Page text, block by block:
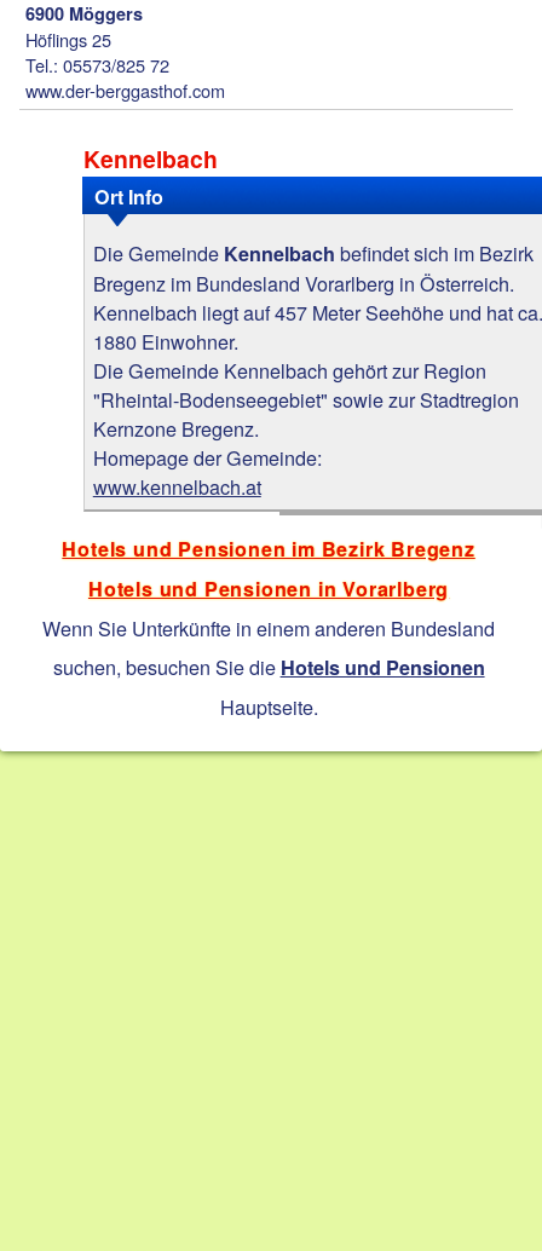
6900 Möggers
Höflings 25
Tel.: 05573/825 72
www.der-berggasthof.com
Kennelbach
Ort Info
Die Gemeinde Kennelbach befindet sich im Bezirk
Bregenz im Bundesland Vorarlberg in Österreich.
Kennelbach liegt auf 457 Meter Seehöhe und hat ca.
1880 Einwohner.
Die Gemeinde Kennelbach gehört zur Region
"Rheintal-Bodenseegebiet" sowie zur Stadtregion
Kernzone Bregenz.
Homepage der Gemeinde:
www.kennelbach.at
Hotels und Pensionen im Bezirk Bregenz
Hotels und Pensionen in Vorarlberg
Wenn Sie Unterkünfte in einem anderen Bundesland
suchen, besuchen Sie die Hotels und Pensionen
Hauptseite.